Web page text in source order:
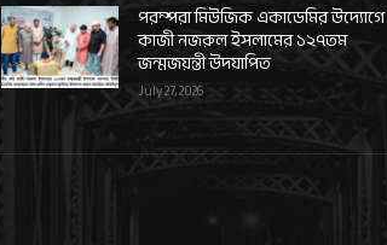
পরম্পরা মিউজিক একাডেমির উদ্যোগে
কাজী নজরুল ইসলামের ১২৭তম
জন্মজয়ন্তী উদযাপিত
July 27, 2026